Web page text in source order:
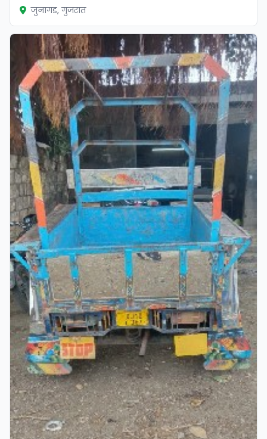
जुनागड, गुजरात